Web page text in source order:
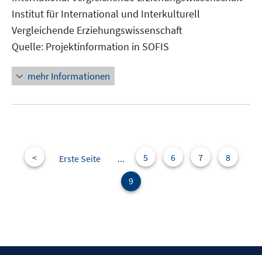
Institut für International und Interkulturell
Vergleichende Erziehungswissenschaft
Quelle: Projektinformation in SOFIS
mehr Informationen
< Erste Seite ... 5 6 7
8
9